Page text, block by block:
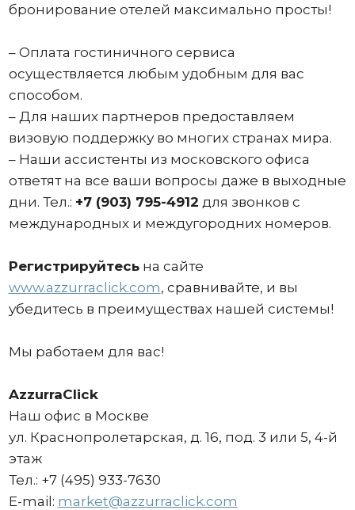
бронирование отелей максимально просты!
– Оплата гостиничного сервиса
осуществляется любым удобным для вас
способом.
– Для наших партнеров предоставляем
визовую поддержку во многих странах мира.
– Наши ассистенты из московского офиса
ответят на все ваши вопросы даже в выходные
дни. Тел.: +7 (903) 795-4912 для звонков с
международных и междугородних номеров.
Регистрируйтесьна сайте
www.azzurraclick.com, сравнивайте, и вы
убедитесь в преимуществах нашей системы!
Мы работаем для вас!
AzzurraClick
Наш офис в Москве
ул. Краснопролетарская, д. 16, под. 3 или 5, 4-й
этаж
Тел.: +7 (495) 933-7630
E-mail: market@azzurraclick.com